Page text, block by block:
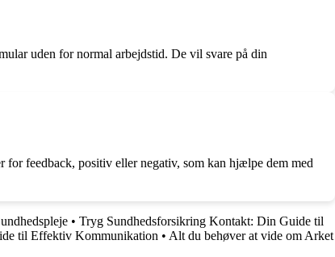
uden for normal arbejdstid. De vil svare på din
feedback, positiv eller negativ, som kan hjælpe dem med
• Tryg Sundhedsforsikring Kontakt: Din Guide til
til Effektiv Kommunikation • Alt du behøver at vide om Arket